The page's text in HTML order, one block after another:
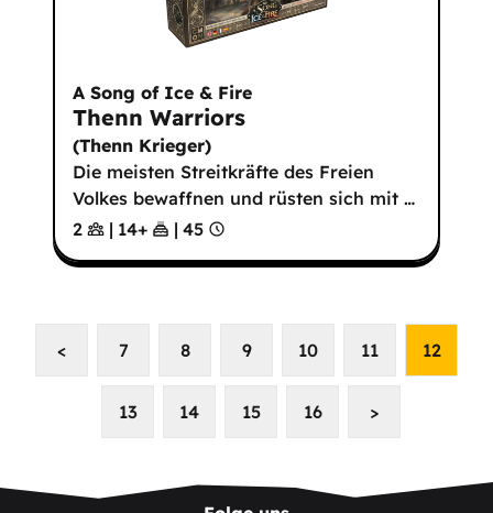
A Song of Ice & Fire
Thenn Warriors
(Thenn Krieger)
Die meisten Streitkräfte des Freien
Volkes bewaffnen und rüsten sich mit …
2
| 14+ | 45
< 7 8 9 10 11 12
13 14 15 16 >